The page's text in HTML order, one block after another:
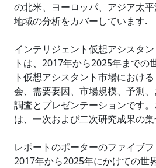
の北米、ヨーロッパ、アジア太
地域の分析をカバーしています.
インテリジェント仮想アシスタ
トは、2017年から2025年までの
ト仮想アシスタント市場におけ
会、需要要因、市場規模、予測
調査とプレゼンテーションです
は、一次および二次研究成果の
レポートのポーターのファイブフ
2017年から2025年にかけての世